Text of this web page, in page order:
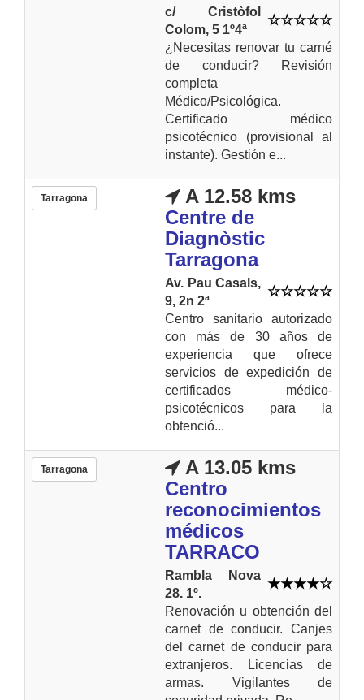
c/ Cristòfol
Colom, 5 1º4ª
¿Necesitas renovar tu carné
de conducir? Revisión
completa
Médico/Psicológica.
Certificado médico
psicotécnico (provisional al
instante). Gestión e...
Tarragona
A 12.58 kms
Centre de
Diagnòstic
Tarragona
Av. Pau Casals,
9, 2n 2ª
Centro sanitario autorizado
con más de 30 años de
experiencia que ofrece
servicios de expedición de
certificados médico-
psicotécnicos para la
obtenció...
Tarragona
A 13.05 kms
Centro
reconocimientos
médicos
TARRACO
Rambla Nova
28. 1º.
Renovación u obtención del
carnet de conducir. Canjes
del carnet de conducir para
extranjeros. Licencias de
armas. Vigilantes de